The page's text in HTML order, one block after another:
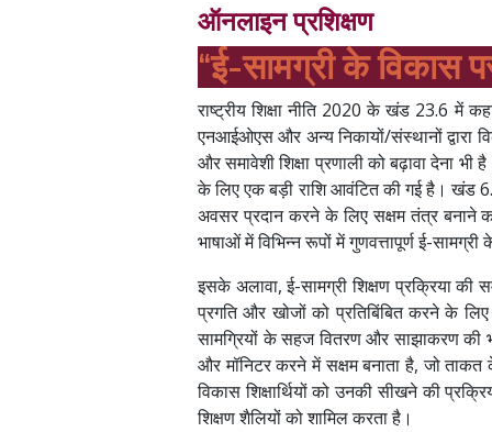
ऑनलाइन प्रशिक्षण
“ई-सामग्री के विकास
राष्ट्रीय शिक्षा नीति 2020 के खंड 23.6 में
एनआईओएस और अन्य निकायों/संस्थानों द्वारा
और समावेशी शिक्षा प्रणाली को बढ़ावा देना
के लिए एक बड़ी राशि आवंटित की गई है। खंड
अवसर प्रदान करने के लिए सक्षम तंत्र बनाने
भाषाओं में विभिन्न रूपों में गुणवत्तापूर्ण ई-
इसके अलावा, ई-सामग्री शिक्षण प्रक्रिया
प्रगति और खोजों को प्रतिबिंबित करने के
सामग्रियों के सहज वितरण और साझाकरण की
और मॉनिटर करने में सक्षम बनाता है, जो ताकत
विकास शिक्षार्थियों को उनकी सीखने की
शिक्षण शैलियों को शामिल करता है।